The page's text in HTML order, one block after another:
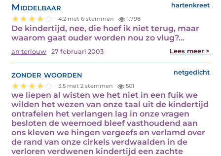
Middelbaar hartenkreet
4.2 met 6 stemmen 1.798
De kindertijd, nee, die hoef ik niet terug, maar
waarom gaat ouder worden nou zo vlug?…
an terlouw 27 februari 2003 Lees meer >
zonder woorden netgedicht
3.5 met 2 stemmen 501
we liepen al wisten we het niet in een fuik we
wilden het wezen van onze taal uit de kindertijd
ontrafelen het verlangen lag in onze vragen
besloten de weemoed bleef vasthoudend aan
ons kleven we hingen vergeefs en verlamd over
de rand van onze cirkels verdwaalden in de
verloren verdwenen kindertijd een zachte